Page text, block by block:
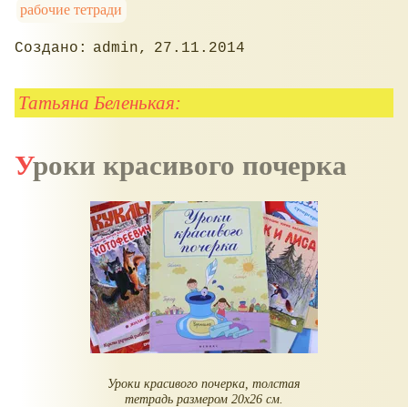
рабочие тетради
admin 27.11.2014
Татьяна Беленькая:
Уроки красивого почерка
Уроки красивого почерка, толстая
тетрадь размером 20х26 см.